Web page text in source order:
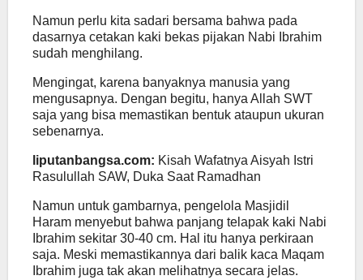
Namun perlu kita sadari bersama bahwa pada
dasarnya cetakan kaki bekas pijakan Nabi Ibrahim
sudah menghilang.
Mengingat, karena banyaknya manusia yang
mengusapnya. Dengan begitu, hanya Allah SWT
saja yang bisa memastikan bentuk ataupun ukuran
sebenarnya.
liputanbangsa.com: Kisah Wafatnya Aisyah Istri
Rasulullah SAW, Duka Saat Ramadhan
Namun untuk gambarnya, pengelola Masjidil
Haram menyebut bahwa panjang telapak kaki Nabi
Ibrahim sekitar 30-40 cm. Hal itu hanya perkiraan
saja. Meski memastikannya dari balik kaca Maqam
Ibrahim juga tak akan melihatnya secara jelas.